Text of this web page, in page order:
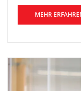
MEHR